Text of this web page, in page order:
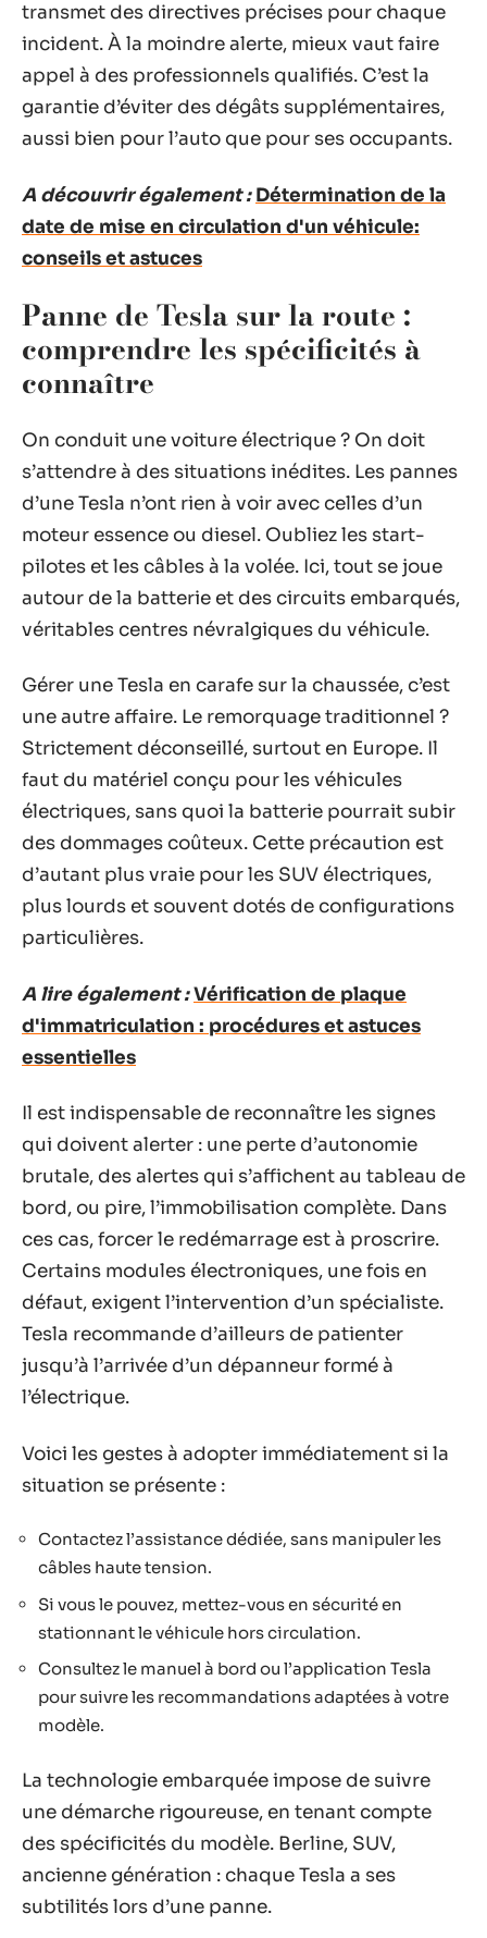
transmet des directives précises pour chaque
incident. À la moindre alerte, mieux vaut faire
appel à des professionnels qualifiés. C’est la
garantie d’éviter des dégâts supplémentaires,
aussi bien pour l’auto que pour ses occupants.
A découvrir également : Détermination de la
date de mise en circulation d'un véhicule:
conseils et astuces
Panne de Tesla sur la route :
comprendre les spécificités à
connaître
On conduit une voiture électrique ? On doit
s’attendre à des situations inédites. Les pannes
d’une Tesla n’ont rien à voir avec celles d’un
moteur essence ou diesel. Oubliez les start-
pilotes et les câbles à la volée. Ici, tout se joue
autour de la batterie et des circuits embarqués,
véritables centres névralgiques du véhicule.
Gérer une Tesla en carafe sur la chaussée, c’est
une autre affaire. Le remorquage traditionnel ?
Strictement déconseillé, surtout en Europe. Il
faut du matériel conçu pour les véhicules
électriques, sans quoi la batterie pourrait subir
des dommages coûteux. Cette précaution est
d’autant plus vraie pour les SUV électriques,
plus lourds et souvent dotés de configurations
particulières.
A lire également :Vérification de plaque
d'immatriculation : procédures et astuces
essentielles
Il est indispensable de reconnaître les signes
qui doivent alerter : une perte d’autonomie
brutale, des alertes qui s’affichent au tableau de
bord, ou pire, l’immobilisation complète. Dans
ces cas, forcer le redémarrage est à proscrire.
Certains modules électroniques, une fois en
défaut, exigent l’intervention d’un spécialiste.
Tesla recommande d’ailleurs de patienter
jusqu’à l’arrivée d’un dépanneur formé à
l’électrique.
Voici les gestes à adopter immédiatement si la
situation se présente :
Contactez l’assistance dédiée, sans manipuler les
câbles haute tension.
Si vous le pouvez, mettez-vous en sécurité en
stationnant le véhicule hors circulation.
Consultez le manuel à bord ou l’application Tesla
pour suivre les recommandations adaptées à votre
modèle.
La technologie embarquée impose de suivre
une démarche rigoureuse, en tenant compte
des spécificités du modèle. Berline, SUV,
ancienne génération : chaque Tesla a ses
subtilités lors d’une panne.